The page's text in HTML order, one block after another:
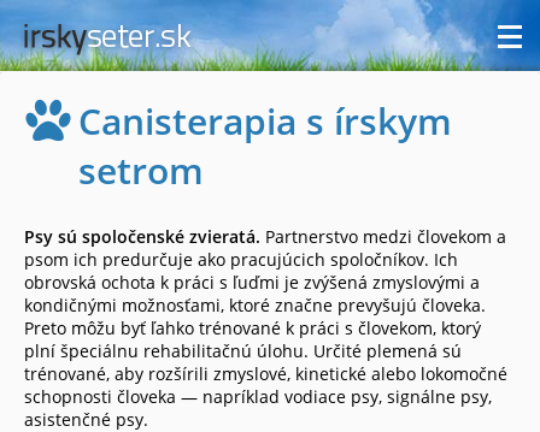
Canisterapia s írskym
setrom
Psy sú spoločenské zvieratá. Partnerstvo medzi človekom a
psom ich predurčuje ako pracujúcich spoločníkov. Ich
obrovská ochota k práci s ľuďmi je zvýšená zmyslovými a
kondičnými možnosťami, ktoré značne prevyšujú človeka.
Preto môžu byť ľahko trénované k práci s človekom, ktorý
plní špeciálnu rehabilitačnú úlohu. Určité plemená sú
trénované, aby rozšírili zmyslové, kinetické alebo lokomočné
schopnosti človeka — napríklad vodiace psy, signálne psy,
asistenčné psy.